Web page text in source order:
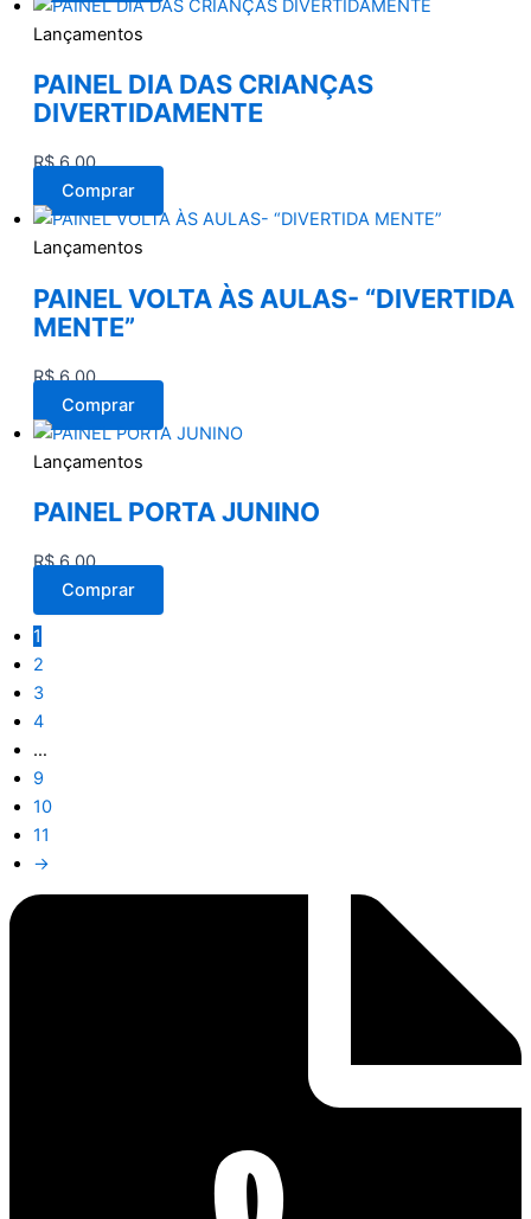
Lançamentos
PAINEL DIA DAS CRIANÇAS
DIVERTIDAMENTE
R$6,00
Comprar
Lançamentos
PAINEL VOLTA ÀS AULAS- “DIVERTIDA
MENTE”
R$6,00
Comprar
Lançamentos
PAINEL PORTA JUNINO
R$6,00
Comprar
1
2
3
4
…
9
10
11
→